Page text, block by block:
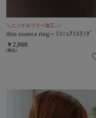
＼ニッケルフリー加工♪／
thin nuance ring～ｼﾝﾆｭｱﾝｽﾘﾝｸﾞ
￥2,068
(税込)